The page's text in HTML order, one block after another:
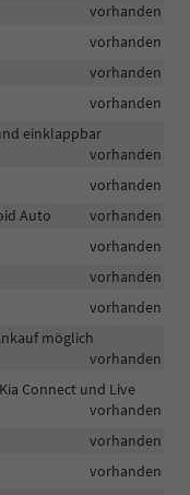
vorhanden
vorhanden
vorhanden
vorhanden
einklappbar
vorhanden
vorhanden
Auto
vorhanden
vorhanden
vorhanden
vorhanden
möglich
vorhanden
Connect und Live
vorhanden
vorhanden
vorhanden